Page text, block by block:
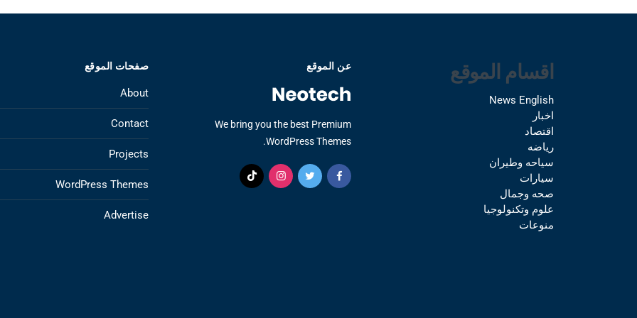
اقسام الموقع
News English
اخبار
اقتصاد
رياضه
سياحه وطيران
سيارات
صحه وجمال
علوم وتكنولوجيا
منوعات
عن الموقع
We bring you the best Premium
WordPress Themes.
صفحات الموقع
About
Contact
Projects
WordPress Themes
Advertise